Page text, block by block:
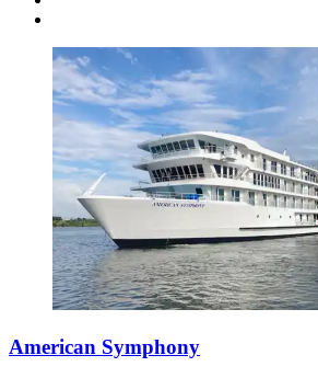
American Symphony